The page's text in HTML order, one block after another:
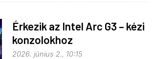
Érkezik az Intel Arc G3 – kézi
konzolokhoz
2026. június 2., 10:15